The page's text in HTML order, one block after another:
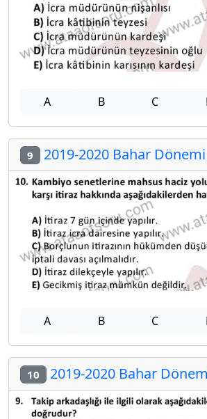
A B C
9 2019-2020 Bahar Dönemi
A B C
10 2019-2020 Bahar